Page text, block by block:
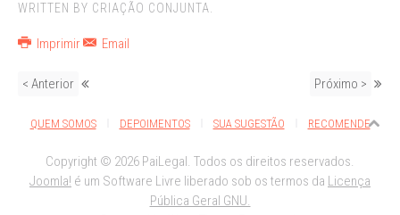
WRITTEN BY CRIAÇÃO CONJUNTA.
Imprimir Email
< Anterior Próximo >
QUEM SOMOS DEPOIMENTOS SUA SUGESTÃO RECOMENDE
Copyright © 2026 PaiLegal. Todos os direitos reservados.
Joomla! é um Software Livre liberado sob os termos da Licença
Pública Geral GNU.